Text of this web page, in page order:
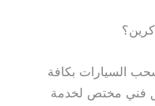
السيارات بكافة
فني مختص لخدمة